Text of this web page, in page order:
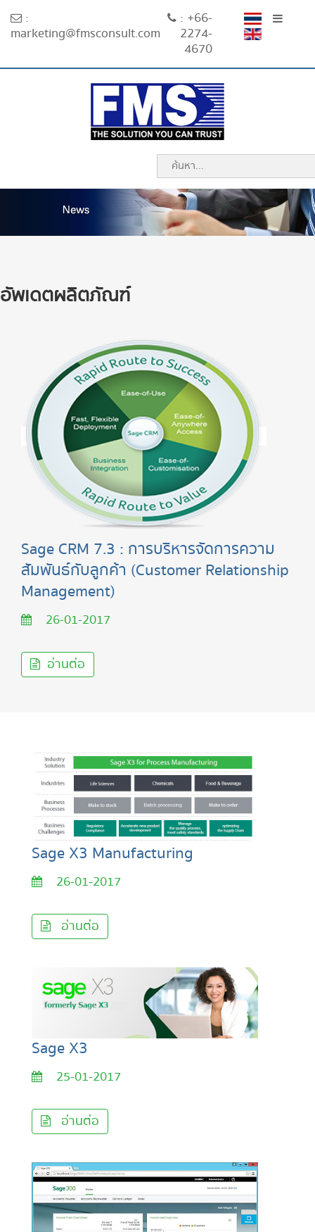
:
marketing@fmsconsult.com
: +66-
2274-
4670
อัพเดตผลิตภัณฑ์
Sage CRM 7.3 : การบริหารจัดการความ
สัมพันธ์กับลูกค้า (Customer Relationship
Management)
26-01-2017
อ่านต่อ
Sage X3 Manufacturing
26-01-2017
อ่านต่อ
Sage X3
25-01-2017
อ่านต่อ